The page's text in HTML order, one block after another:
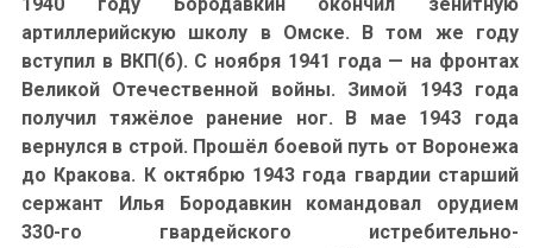
1940 году Бородавкин окончил зенитную
артиллерийскую школу в Омске. В том же году
вступил в ВКП(б). С ноября 1941 года — на фронтах
Великой Отечественной войны. Зимой 1943 года
получил тяжёлое ранение ног. В мае 1943 года
вернулся в строй. Прошёл боевой путь от Воронежа
до Кракова. К октябрю 1943 года гвардии старший
сержант Илья Бородавкин командовал орудием
330-го гвардейского истребительно-